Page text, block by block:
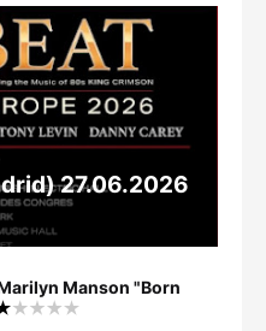
27.06.2026
Manson "Born